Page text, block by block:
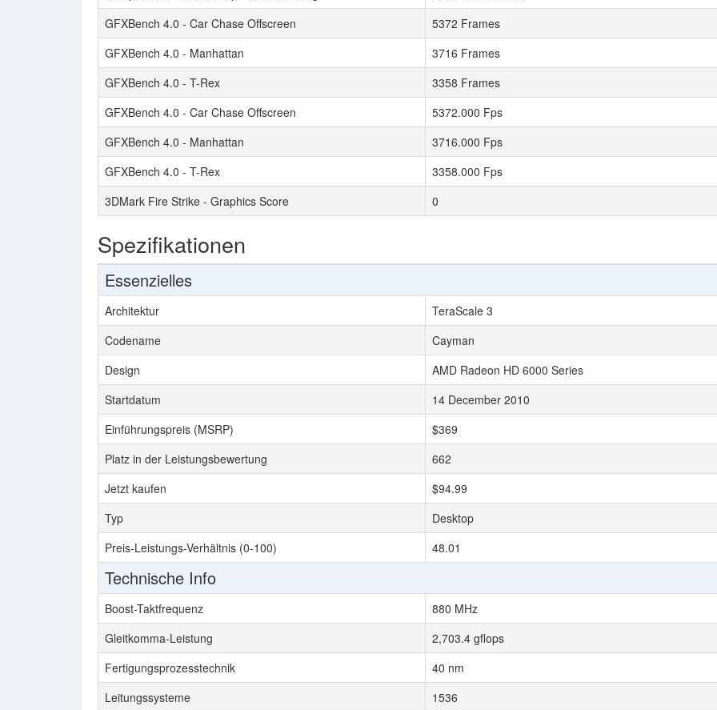
GFXBench 4.0 - Car Chase Offscreen
5372 Frames
GFXBench 4.0 - Manhattan
3716 Frames
GFXBench 4.0 - T-Rex
3358 Frames
GFXBench 4.0 - Car Chase Offscreen
5372.000 Fps
GFXBench 4.0 - Manhattan
3716.000 Fps
GFXBench 4.0 - T-Rex
3358.000 Fps
3DMark Fire Strike - Graphics Score
0
Spezifikationen
Essenzielles
Architektur
TeraScale 3
Codename
Cayman
Design
AMD Radeon HD 6000 Series
Startdatum
14 December 2010
Einführungspreis (MSRP)
$369
Platz in der Leistungsbewertung
662
Jetzt kaufen
$94.99
Typ
Desktop
Preis-Leistungs-Verhältnis (0-100)
48.01
Technische Info
Boost-Taktfrequenz
880 MHz
Gleitkomma-Leistung
2,703.4 gflops
Fertigungsprozesstechnik
40 nm
Leitungssysteme
1536